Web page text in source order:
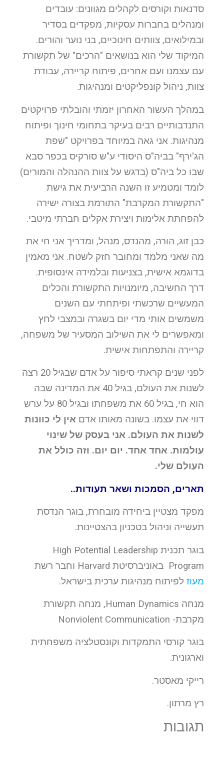
סדנאות וקורסים לקהלים מגוונים: עובדים
ומנהלים בחברות עסקיות, מפקדים בסדיר
ובמילואים, צוותים חינוכיים, בני נוער והורים.
המיקוד שלי הוא בנושאים "הרכים" של תקשורת
עם עצמנו ועם אחרים, פיתוח קריירה, עבודת
צוות, ניהול קונפליקטים ומנהיגות.
במהלך העשור האחרון יזמתי והובלתי פרויקטים
התנדבותיים רבים בעיקר בתחומי חינוך ופיתוח
מנהיגות. אני גאה במיוחד בפרויקט "שפת
הג'ירף" בביה"ס היסודי ע"ש סורקיס בכפר סבא
שבו כל ביה"ס (בדגש על צוות ההנהלה והמורים)
לומד ומטמיע זו השנה הרביעית את גישת
"התקשורת המקרבת" התורמת בצורה ישירה
להפחתת אלימות ויצירת אקלים חברתי מיטבי.
כבן זוג, הורה, מהנדס, מנהל, ומדריך אני חי את
מה שאני מלמד ומחובר חזק לשטח. אני מאמין
בדוגמא אישית, בצניעות ובלמידה אינסופית.
דרך החשיבה, מיומנויות התקשורת והכלים
המעשיים שרכשתי ופיתחתי עם השנים
משמשים אותי מדי יום בשגרה ובמצבי לחץ
ומאפשרים לי את השילוב המסעיר של משפחה,
קריירה והתפתחות אישית.
לפני שנים קראתי סיפור על אדם שבגיל 20 רצה
לשנות את העולם, בגיל 40 את המדינה שבה
הוא חי, בגיל 60 את משפחתו ובגיל 80 על ערש
דווי את עצמו. בשונה מאותו אדם אין לי כוונות
לשנות את העולם. אני בעסק של שינוי
עולמות. אחד אחד. יום יום. וזה כולל את
העולם שלי.
תארים, הסמכות ושאר תעודות..
מפקד מצטיין ביחידה מובחרת, בוגר הנדסת
תעשייה וניהול בטכניון בהצטיינות.
בוגר תכנית High Potential Leadership
Program באוניברסיטת Harvard וחבר רשת
מעוז לפיתוח מנהיגות ערכית בישראל.
מנחה Human Dynamics, מנחה תקשורת
מקרבת- Nonviolent Communication
בוגר קורסי התמקדות וקונסטלציה משפחתית
וארגונית.
רייקי מאסטר.
רץ מרתון.
תגובות